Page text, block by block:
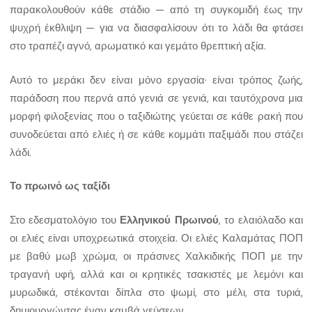
παρακολουθούν κάθε στάδιο — από τη συγκομιδή έως την
ψυχρή έκθλιψη — για να διασφαλίσουν ότι το λάδι θα φτάσει
στο τραπέζι αγνό, αρωματικό και γεμάτο θρεπτική αξία.
Αυτό το μεράκι δεν είναι μόνο εργασία· είναι τρόπος ζωής,
παράδοση που περνά από γενιά σε γενιά, και ταυτόχρονα μια
μορφή φιλοξενίας που ο ταξιδιώτης γεύεται σε κάθε ρακή που
συνοδεύεται από ελιές ή σε κάθε κομμάτι παξιμάδι που στάζει
λάδι.
Το πρωινό ως ταξίδι
Στο εδεσματολόγιο του Ελληνικού Πρωινού, το ελαιόλαδο και
οι ελιές είναι υποχρεωτικά στοιχεία. Οι ελιές Καλαμάτας ΠΟΠ
με βαθύ μωβ χρώμα, οι πράσινες Χαλκιδικής ΠΟΠ με την
τραγανή υφή, αλλά και οι κρητικές τσακιστές με λεμόνι και
μυρωδικά, στέκονται δίπλα στο ψωμί, στο μέλι, στα τυριά,